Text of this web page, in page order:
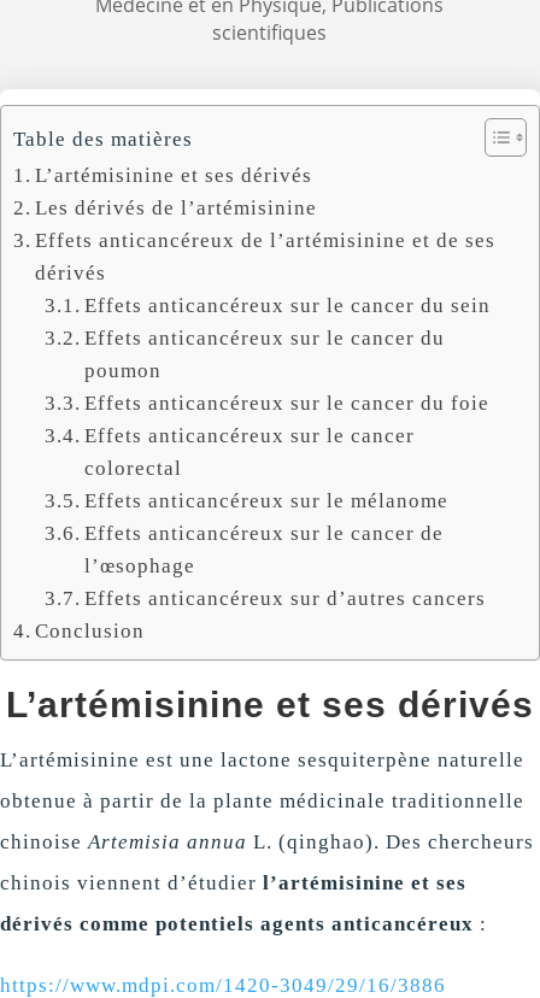
scientifiques
Table des matières
L’artémisinine et ses dérivés
Les dérivés de l’artémisinine
Effets anticancéreux de l’artémisinine et de ses
dérivés
Effets anticancéreux sur le cancer du sein
Effets anticancéreux sur le cancer du
poumon
Effets anticancéreux sur le cancer du foie
Effets anticancéreux sur le cancer
colorectal
Effets anticancéreux sur le mélanome
Effets anticancéreux sur le cancer de
l’œsophage
Effets anticancéreux sur d’autres cancers
Conclusion
L’artémisinine et ses dérivés
L’artémisinine est une lactone sesquiterpène naturelle
obtenue à partir de la plante médicinale traditionnelle
chinoiseArtemisia annua L. (qinghao). Des chercheurs
chinois viennent d’étudier l’artémisinine et ses
dérivés comme potentiels agents anticancéreux :
https://www.mdpi.com/1420-3049/29/16/3886